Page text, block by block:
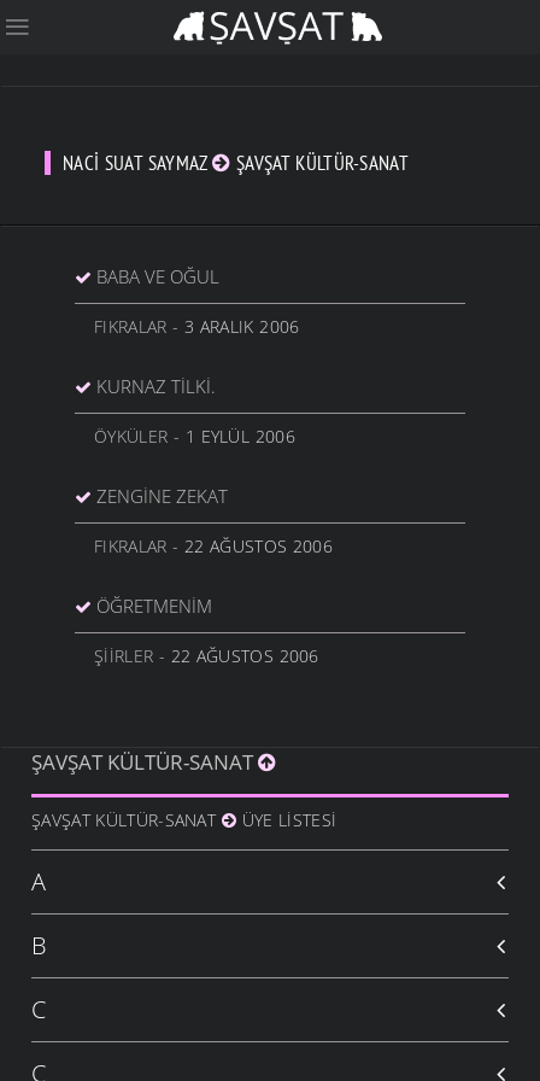
NACI SUAT SAYMAZ ŞAVŞAT KÜLTÜR-SANAT
BABA VE OĞUL
FIKRALAR - 3 ARALIK 2006
KURNAZ TİLKİ.
ÖYKÜLER - 1 EYLÜL 2006
ZENGINE ZEKAT
FIKRALAR - 22 AĞUSTOS 2006
ÖĞRETMENİM
ŞIIRLER - 22 AĞUSTOS 2006
ŞAVŞAT KÜLTÜR-SANAT
ŞAVŞAT KÜLTÜR-SANAT ÜYE LISTESI
A
B
C
Ç